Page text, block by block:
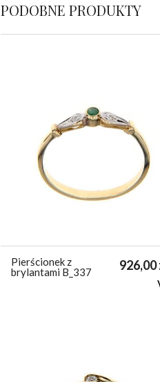
PODOBNE PRODUKTY
Pierścionek z
brylantami B_337
926,00